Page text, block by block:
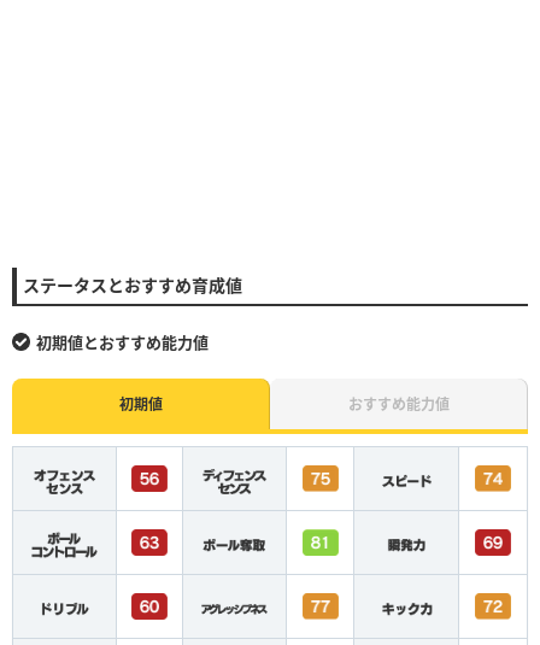
ステータスとおすすめ育成値
初期値とおすすめ能力値
初期値 おすすめ能力値